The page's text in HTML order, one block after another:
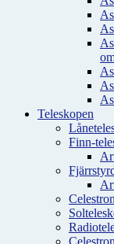
Teleskopen
Finn-